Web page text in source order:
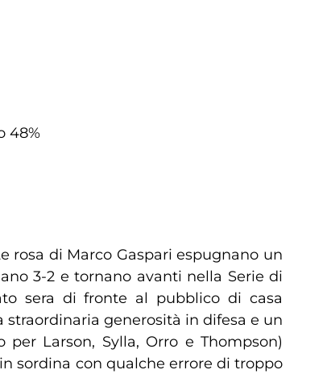
48%
rosa di Marco Gaspari espugnano un
3-2 e tornano avanti nella Serie di
sera di fronte al pubblico di casa
straordinaria generosità in difesa e un
Larson, Sylla, Orro e Thompson)
sordina con qualche errore di troppo